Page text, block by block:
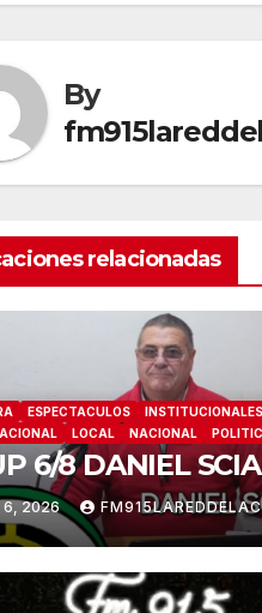
By
relacionadas
ESPECTACULOS
INSTITUCIONALES
LOCAL NACIONAL
6/8 DANIEL
6, 2026